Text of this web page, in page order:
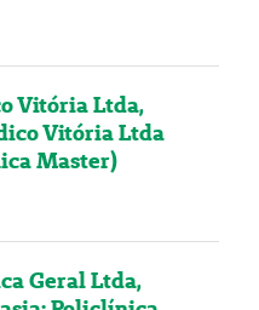
Vitória Ltda,
Vitória Ltda
Master)
Geral Ltda,